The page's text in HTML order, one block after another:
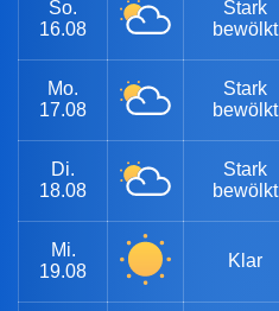
So.
16.08
Stark
bewölkt
Mo.
17.08
Stark
bewölkt
Di.
18.08
Stark
bewölkt
Mi.
19.08
Klar